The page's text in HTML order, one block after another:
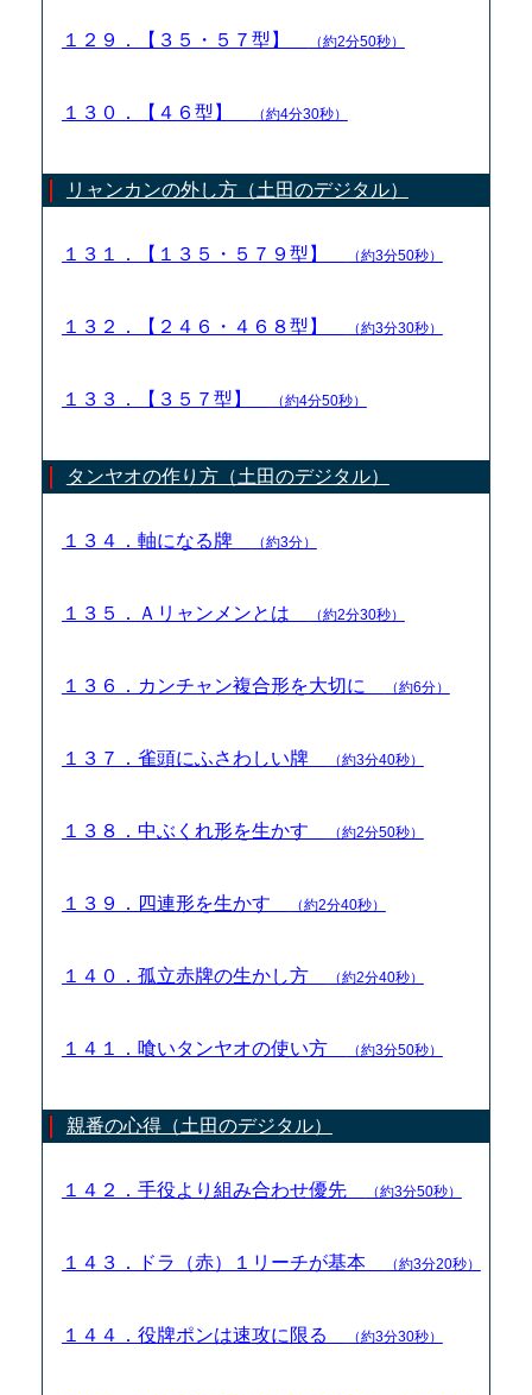
１２９．【３５・５７型】 （約2分50秒）
１３０．【４６型】 （約4分30秒）
リャンカンの外し方（土田のデジタル）
１３１．【１３５・５７９型】 （約3分50秒）
１３２．【２４６・４６８型】 （約3分30秒）
１３３．【３５７型】 （約4分50秒）
タンヤオの作り方（土田のデジタル）
１３４．軸になる牌 （約3分）
１３５．Ａリャンメンとは （約2分30秒）
１３６．カンチャン複合形を大切に （約6分）
１３７．雀頭にふさわしい牌 （約3分40秒）
１３８．中ぶくれ形を生かす （約2分50秒）
１３９．四連形を生かす （約2分40秒）
１４０．孤立赤牌の生かし方 （約2分40秒）
１４１．喰いタンヤオの使い方 （約3分50秒）
親番の心得（土田のデジタル）
１４２．手役より組み合わせ優先 （約3分50秒）
１４３．ドラ（赤）１リーチが基本 （約3分20秒）
１４４．役牌ポンは速攻に限る （約3分30秒）